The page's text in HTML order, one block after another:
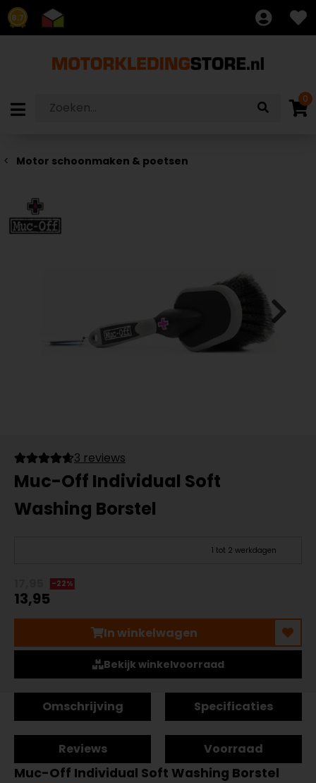
8.7
0
Motor schoonmaken & poetsen
3 reviews
Muc-Off Individual Soft
Washing Borstel
1 tot 2 werkdagen
-22%
13,95
In winkelwagen
Bekijk winkelvoorraad
Omschrijving Specificaties
Reviews Voorraad
Muc-Off Individual Soft Washing Borstel